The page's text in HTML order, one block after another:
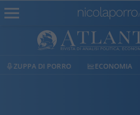
ECONOMIA LIBERILIBRI